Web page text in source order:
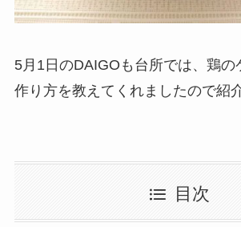
5月1日のDAIGOも台所では、鶏の
作り方を教えてくれましたので紹
目次